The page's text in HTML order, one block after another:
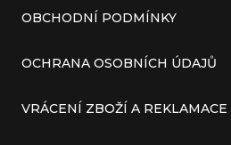
OBCHODNÍ PODMÍNKY
OCHRANA OSOBNÍCH ÚDAJŮ
VRÁCENÍ ZBOŽÍ A REKLAMACE